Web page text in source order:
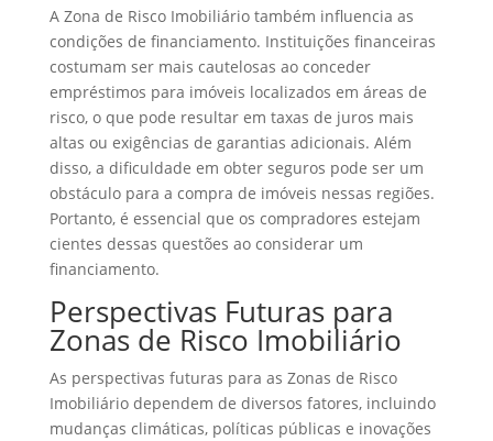
A Zona de Risco Imobiliário também influencia as
condições de financiamento. Instituições financeiras
costumam ser mais cautelosas ao conceder
empréstimos para imóveis localizados em áreas de
risco, o que pode resultar em taxas de juros mais
altas ou exigências de garantias adicionais. Além
disso, a dificuldade em obter seguros pode ser um
obstáculo para a compra de imóveis nessas regiões.
Portanto, é essencial que os compradores estejam
cientes dessas questões ao considerar um
financiamento.
Perspectivas Futuras para
Zonas de Risco Imobiliário
As perspectivas futuras para as Zonas de Risco
Imobiliário dependem de diversos fatores, incluindo
mudanças climáticas, políticas públicas e inovações